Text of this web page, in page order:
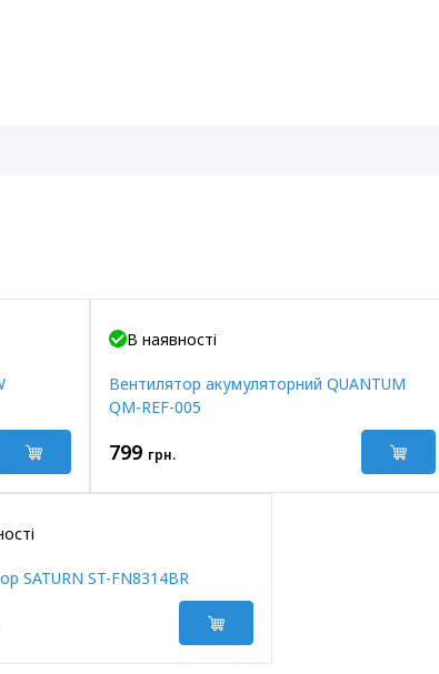
В наявності
Вентилятор акумуляторний QUANTUM
QM-REF-005
799 грн.
SATURN ST-FN8314BR